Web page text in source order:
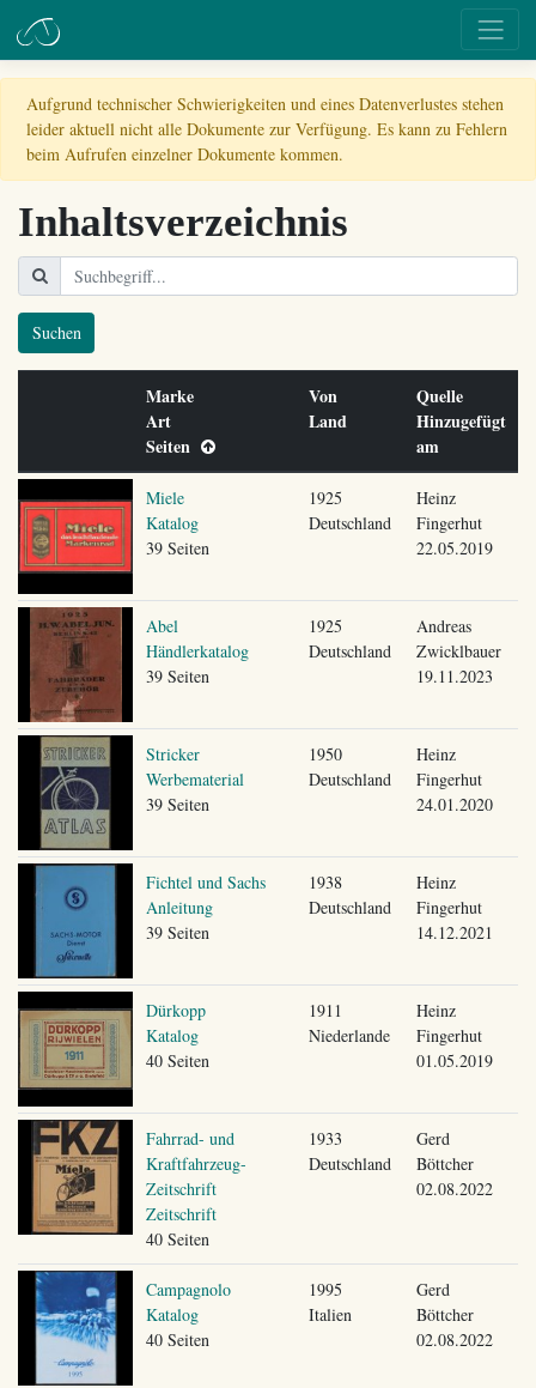
Aufgrund technischer Schwierigkeiten und eines Datenverlustes stehen
leider aktuell nicht alle Dokumente zur Verfügung. Es kann zu Fehlern
beim Aufrufen einzelner Dokumente kommen.
Inhaltsverzeichnis
Suchen
Marke
Art
Seiten
Von
Land
Quelle
Hinzugefügt
am
Miele
Katalog
39 Seiten
1925
Deutschland
Heinz
Fingerhut
22.05.2019
Abel
Händlerkatalog
39 Seiten
1925
Deutschland
Andreas
Zwicklbauer
19.11.2023
Stricker
Werbematerial
39 Seiten
1950
Deutschland
Heinz
Fingerhut
24.01.2020
Fichtel und Sachs
Anleitung
39 Seiten
1938
Deutschland
Heinz
Fingerhut
14.12.2021
Dürkopp
Katalog
40 Seiten
1911
Niederlande
Heinz
Fingerhut
01.05.2019
Fahrrad- und
Kraftfahrzeug-
Zeitschrift
Zeitschrift
40 Seiten
1933
Deutschland
Gerd
Böttcher
02.08.2022
Campagnolo
Katalog
40 Seiten
1995
Italien
Gerd
Böttcher
02.08.2022